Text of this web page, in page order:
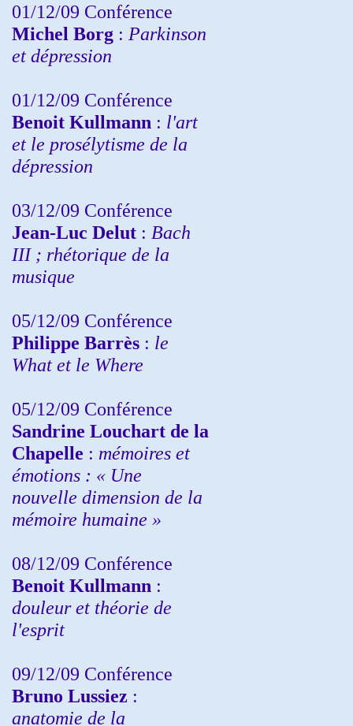
01/12/09 Conférence
Michel Borg : Parkinson
et dépression
01/12/09 Conférence
Benoit Kullmann : l'art
et le prosélytisme de la
dépression
03/12/09 Conférence
Jean-Luc Delut : Bach
III ; rhétorique de la
musique
05/12/09 Conférence
Philippe Barrès : le
What et le Where
05/12/09 Conférence
Sandrine Louchart de la
Chapelle : mémoires et
émotions : « Une
nouvelle dimension de la
mémoire humaine »
08/12/09 Conférence
Benoit Kullmann :
douleur et théorie de
l'esprit
09/12/09 Conférence
Bruno Lussiez :
anatomie de la